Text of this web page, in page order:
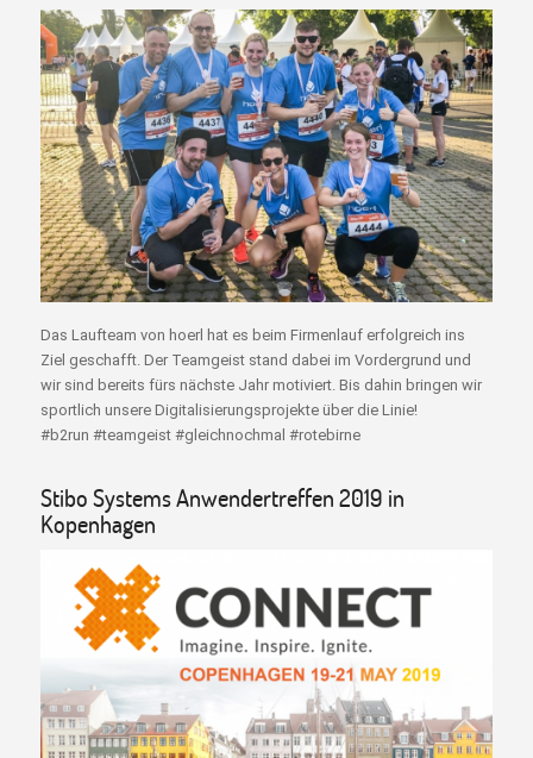
Das Laufteam von hoerl hat es beim Firmenlauf erfolgreich ins
Ziel geschafft. Der Teamgeist stand dabei im Vordergrund und
wir sind bereits fürs nächste Jahr motiviert. Bis dahin bringen wir
sportlich unsere Digitalisierungsprojekte über die Linie!
#b2run #teamgeist #gleichnochmal #rotebirne
Stibo Systems Anwendertreffen 2019 in
Kopenhagen